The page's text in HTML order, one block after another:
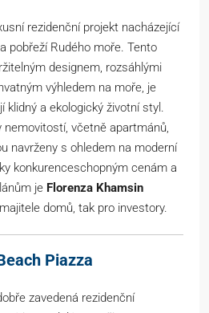
rezidenční projekt nacházející
pobřeží Rudého moře. Tento
designem, rozsáhlými
výhledem na moře, je
klidný a ekologický životní styl.
nemovitostí, včetně apartmánů,
navrženy s ohledem na moderní
konkurenceschopným cenám a
je Florenza Khamsin
domů, tak pro investory.
Piazza
zavedená rezidenční